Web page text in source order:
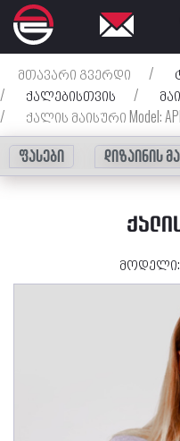
მთავარი გვერდი
/
/
ქალებისთვის /
/
ქალის მაისური Model:
ფასები
დიზაინის
მოდელი: